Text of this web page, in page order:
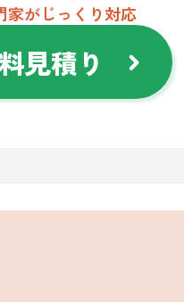
家がじっくり対応
見積り chevron_right